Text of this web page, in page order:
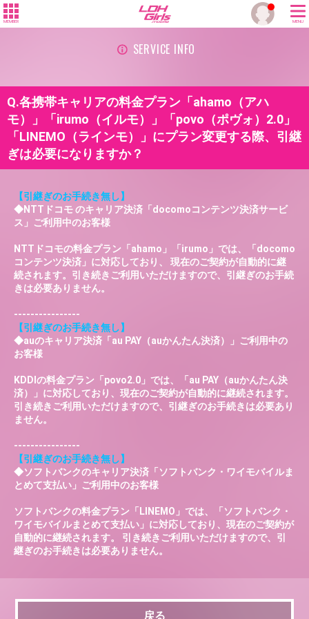
MEMBER MENU
SERVICE INFO
Q.各携帯キャリアの料金プラン「ahamo（アハ
モ）」「irumo（イルモ）」「povo（ポヴォ）2.0」
「LINEMO（ラインモ）」にプラン変更する際、引継
ぎは必要になりますか？
【引継ぎのお手続き無し】
◆NTTドコモ のキャリア決済「docomoコンテンツ決済サービ
ス」ご利用中のお客様
NTTドコモの料金プラン「ahamo」「irumo」では、「docomo
コンテンツ決済」に対応しており、 現在のご契約が自動的に継
続されます。引き続きご利用いただけますので、引継ぎのお手続
きは必要ありません。
----------------
【引継ぎのお手続き無し】
◆auのキャリア決済「au PAY（auかんたん決済）」ご利用中の
お客様
KDDIの料金プラン「povo2.0」では、「au PAY（auかんたん決
済）」に対応しており、現在のご契約が自動的に継続されます。
引き続きご利用いただけますので、引継ぎのお手続きは必要あり
ません。
----------------
【引継ぎのお手続き無し】
◆ソフトバンクのキャリア決済「ソフトバンク・ワイモバイルま
とめて支払い」ご利用中のお客様
ソフトバンクの料金プラン「LINEMO」では、「ソフトバンク・
ワイモバイルまとめて支払い」に対応しており、現在のご契約が
自動的に継続されます。 引き続きご利用いただけますので、引
継ぎのお手続きは必要ありません。
戻る